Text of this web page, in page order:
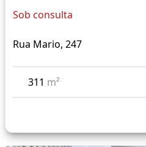
Sob consulta
Rua Mario, 247
311 m²